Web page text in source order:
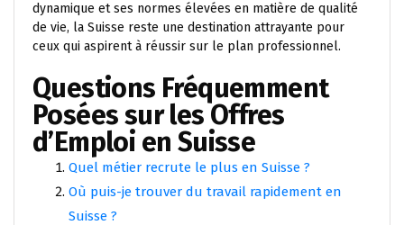
dynamique et ses normes élevées en matière de qualité
de vie, la Suisse reste une destination attrayante pour
ceux qui aspirent à réussir sur le plan professionnel.
Questions Fréquemment
Posées sur les Offres
d’Emploi en Suisse
Quel métier recrute le plus en Suisse ?
Où puis-je trouver du travail rapidement en
Suisse ?